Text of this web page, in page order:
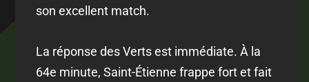
son excellent match.
La réponse des Verts est immédiate. À la
64e minute, Saint-Étienne frappe fort et fait